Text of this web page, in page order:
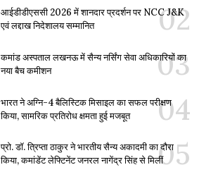
आईडीडीएससी 2026 में शानदार प्रदर्शन पर NCC J&K
एवं लद्दाख निदेशालय सम्मानित
कमांड अस्पताल लखनऊ में सैन्य नर्सिंग सेवा अधिकारियों का
नया बैच कमीशन
भारत ने अग्नि-4 बैलिस्टिक मिसाइल का सफल परीक्षण
किया, सामरिक प्रतिरोध क्षमता हुई मजबूत
प्रो. डॉ. त्रिप्ता ठाकुर ने भारतीय सैन्य अकादमी का दौरा
किया, कमांडेंट लेफ्टिनेंट जनरल नागेंद्र सिंह से मिलीं